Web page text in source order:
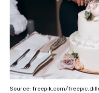
Source: freepik.com/